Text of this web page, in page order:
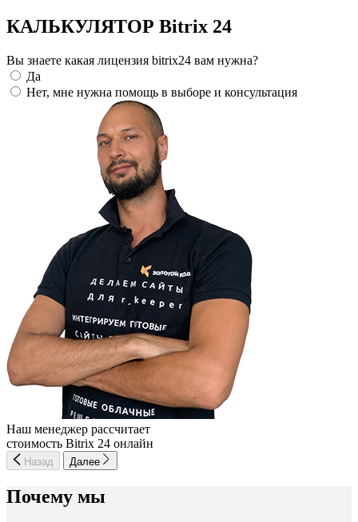
КАЛЬКУЛЯТОР Bitrix 24
Вы знаете какая лицензия bitrix24 вам нужна?
Да
Нет, мне нужна помощь в выборе и консультация
Наш менеджер рассчитает
стоимость Bitrix 24 онлайн
Назад Далее
Почему мы